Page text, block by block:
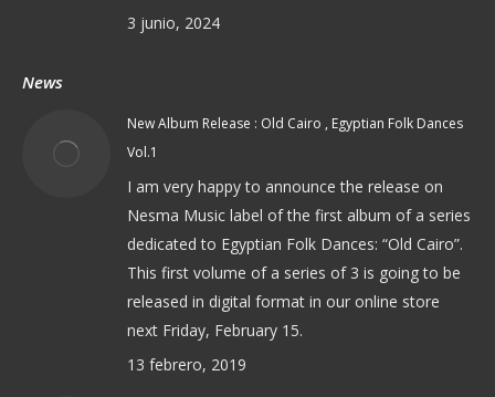
3 junio, 2024
News
New Album Release : Old Cairo , Egyptian Folk Dances
Vol.1
I am very happy to announce the release on
Nesma Music label of the first album of a series
dedicated to Egyptian Folk Dances: “Old Cairo”.
This first volume of a series of 3 is going to be
released in digital format in our online store
next Friday, February 15.
13 febrero, 2019